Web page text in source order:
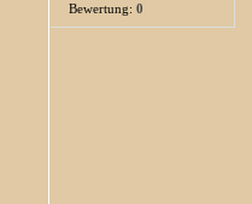
Bewertung: 0